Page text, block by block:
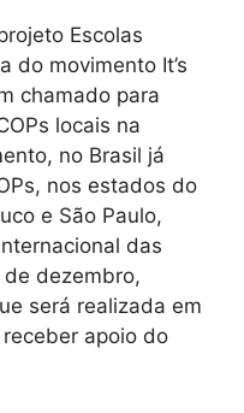
Escolas
do movimento It’s
chamado para
locais na
no Brasil já
nos estados do
e São Paulo,
das
dezembro,
será realizada em
apoio do